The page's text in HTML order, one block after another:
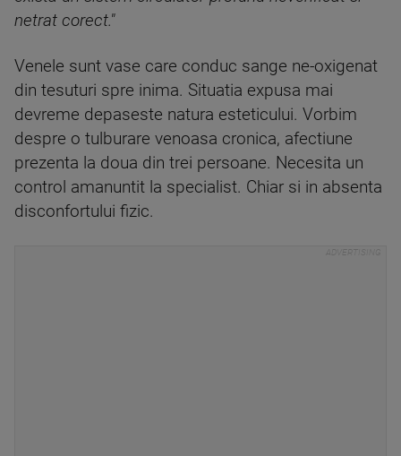
netrat corect."
Venele sunt vase care conduc sange ne-oxigenat
din tesuturi spre inima. Situatia expusa mai
devreme depaseste natura esteticului. Vorbim
despre o tulburare venoasa cronica, afectiune
prezenta la doua din trei persoane. Necesita un
control amanuntit la specialist. Chiar si in absenta
disconfortului fizic.